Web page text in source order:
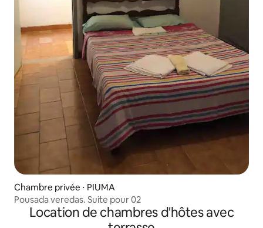
Chambre privée ⋅ PIUMA
Pousada veredas. Suite pour 02
Location de chambres d'hôtes avec